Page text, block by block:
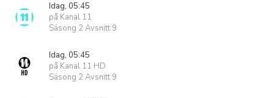
Idag, 05:45
på Kanal 11
Säsong 2 Avsnitt 9
Idag, 05:45
på Kanal 11 HD
Säsong 2 Avsnitt 9